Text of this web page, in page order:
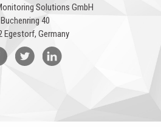
Solutions GmbH
Buchenring 40
Egestorf, Germany